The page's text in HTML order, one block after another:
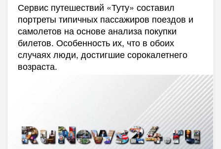
Сервис путешествий «Туту» составил
портреты типичных пассажиров поездов и
самолетов на основе анализа покупки
билетов. Особенность их, что в обоих
случаях люди, достигшие сорокалетнего
возраста.